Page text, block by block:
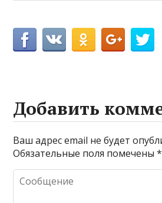
Добавить
Ваш адрес email не будет
Обязательные поля помечены*